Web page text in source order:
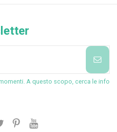
A questo scopo, cerca le info